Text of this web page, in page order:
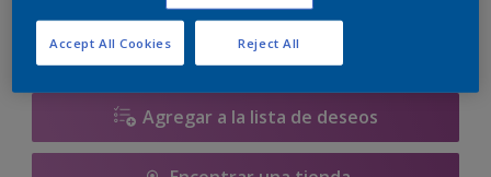
Calcular
Agregar a la lista de deseos
Reject All
Accept All Cookies